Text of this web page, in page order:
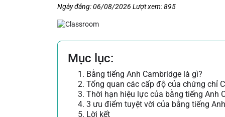
Ngày đăng: 06/08/2026 Lượt xem: 895
Mục lục:
1. Bằng tiếng Anh Cambridge là gì?
2. Tổng quan các cấp độ của chứng chỉ
3. Thời hạn hiệu lực của bằng tiếng Anh
4. 3 ưu điểm tuyệt vời của bằng tiếng
5. Lời kết